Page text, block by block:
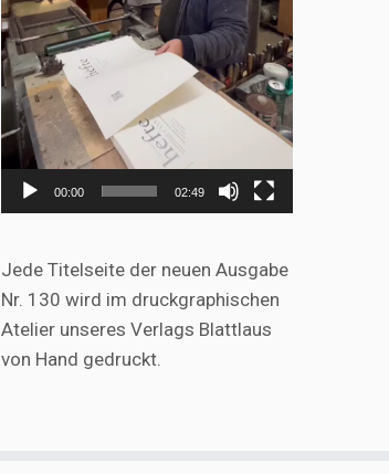
00:00 02:49
Jede Titelseite der neuen Ausgabe
Nr. 130 wird im druckgraphischen
Atelier unseres Verlags Blattlaus
von Hand gedruckt.